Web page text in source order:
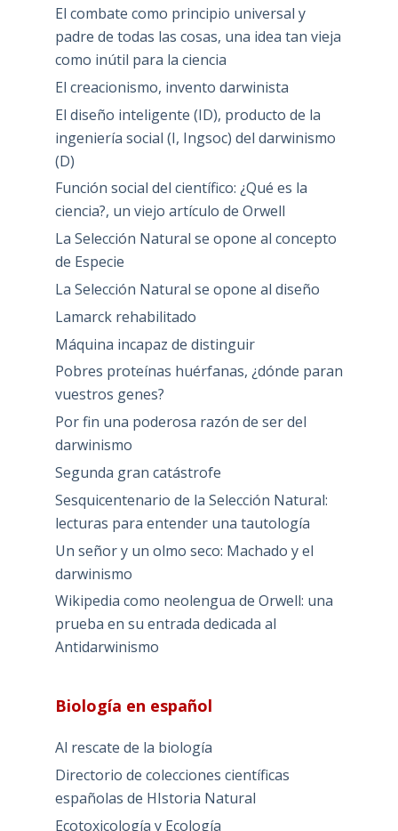
El combate como principio universal y
padre de todas las cosas, una idea tan vieja
como inútil para la ciencia
El creacionismo, invento darwinista
El diseño inteligente (ID), producto de la
ingeniería social (I, Ingsoc) del darwinismo
(D)
Función social del científico: ¿Qué es la
ciencia?, un viejo artículo de Orwell
La Selección Natural se opone al concepto
de Especie
La Selección Natural se opone al diseño
Lamarck rehabilitado
Máquina incapaz de distinguir
Pobres proteínas huérfanas, ¿dónde paran
vuestros genes?
Por fin una poderosa razón de ser del
darwinismo
Segunda gran catástrofe
Sesquicentenario de la Selección Natural:
lecturas para entender una tautología
Un señor y un olmo seco: Machado y el
darwinismo
Wikipedia como neolengua de Orwell: una
prueba en su entrada dedicada al
Antidarwinismo
Biología en español
Al rescate de la biología
Directorio de colecciones científicas
españolas de HIstoria Natural
Ecotoxicología y Ecología